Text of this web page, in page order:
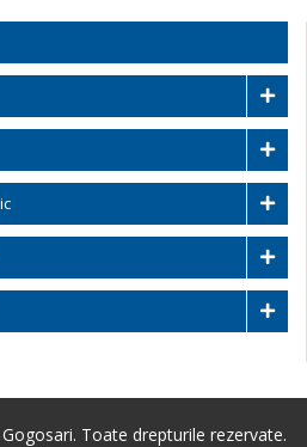
Toate drepturile rezervate.